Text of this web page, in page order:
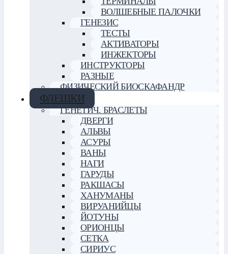
ВОЛШЕБНЫЕ ПАЛОЧКИ
ГЕНЕЗИС
ТЕСТЫ
АКТИВАТОРЫ
ИНЖЕКТОРЫ
ИНСТРУКТОРЫ
РАЗНЫЕ
ФИЗИЧЕСКИЙ БИОСКАФАНДР
ФЛЕШКИ
ГЕНЕТИЧ. БРАСЛЕТЫ
ДВЕРГИ
АЛЬВЫ
АСУРЫ
ВАНЫ
НАГИ
ГАРУДЫ
РАКШАСЫ
ХАНУМАНЫ
ВИРУАНИЙЦЫ
ЙОТУНЫ
ОРИОНЦЫ
СЕТКА
СИРИУС